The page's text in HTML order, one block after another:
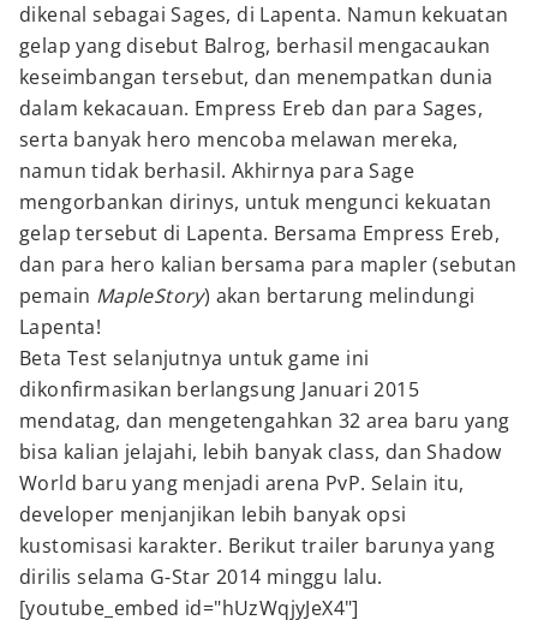
dikenal sebagai Sages, di Lapenta. Namun kekuatan
gelap yang disebut Balrog, berhasil mengacaukan
keseimbangan tersebut, dan menempatkan dunia
dalam kekacauan. Empress Ereb dan para Sages,
serta banyak hero mencoba melawan mereka,
namun tidak berhasil. Akhirnya para Sage
mengorbankan dirinys, untuk mengunci kekuatan
gelap tersebut di Lapenta. Bersama Empress Ereb,
dan para hero kalian bersama para mapler (sebutan
pemain MapleStory) akan bertarung melindungi
Lapenta!
Beta Test selanjutnya untuk game ini
dikonfirmasikan berlangsung Januari 2015
mendatag, dan mengetengahkan 32 area baru yang
bisa kalian jelajahi, lebih banyak class, dan Shadow
World baru yang menjadi arena PvP. Selain itu,
developer menjanjikan lebih banyak opsi
kustomisasi karakter. Berikut trailer barunya yang
dirilis selama G-Star 2014 minggu lalu.
[youtube_embed id="hUzWqjyJeX4"]